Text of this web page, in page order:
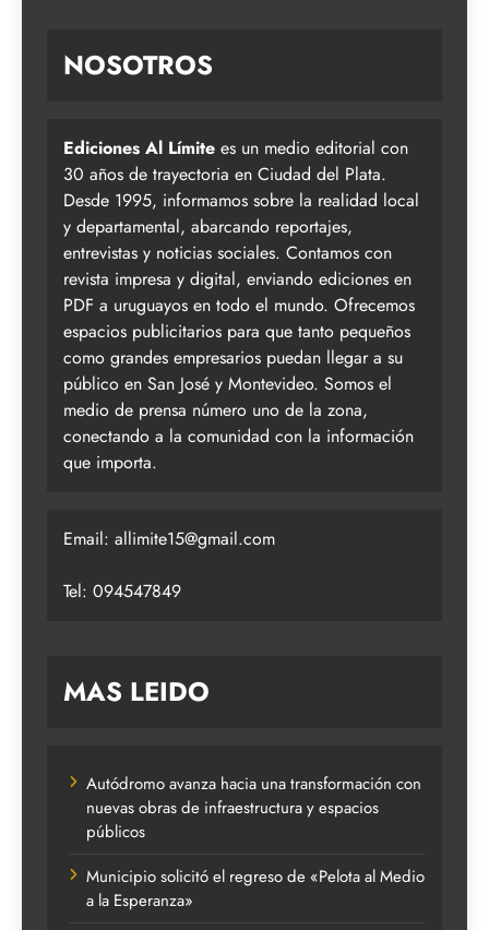
NOSOTROS
Ediciones Al Límite es un medio editorial con
30 años de trayectoria en Ciudad del Plata.
Desde 1995, informamos sobre la realidad local
y departamental, abarcando reportajes,
entrevistas y noticias sociales. Contamos con
revista impresa y digital, enviando ediciones en
PDF a uruguayos en todo el mundo. Ofrecemos
espacios publicitarios para que tanto pequeños
como grandes empresarios puedan llegar a su
público en San José y Montevideo. Somos el
medio de prensa número uno de la zona,
conectando a la comunidad con la información
que importa.
Email: allimite15@gmail.com
Tel: 094547849
MAS LEIDO
Autódromo avanza hacia una transformación con
nuevas obras de infraestructura y espacios
públicos
Municipio solicitó el regreso de «Pelota al Medio
a la Esperanza»